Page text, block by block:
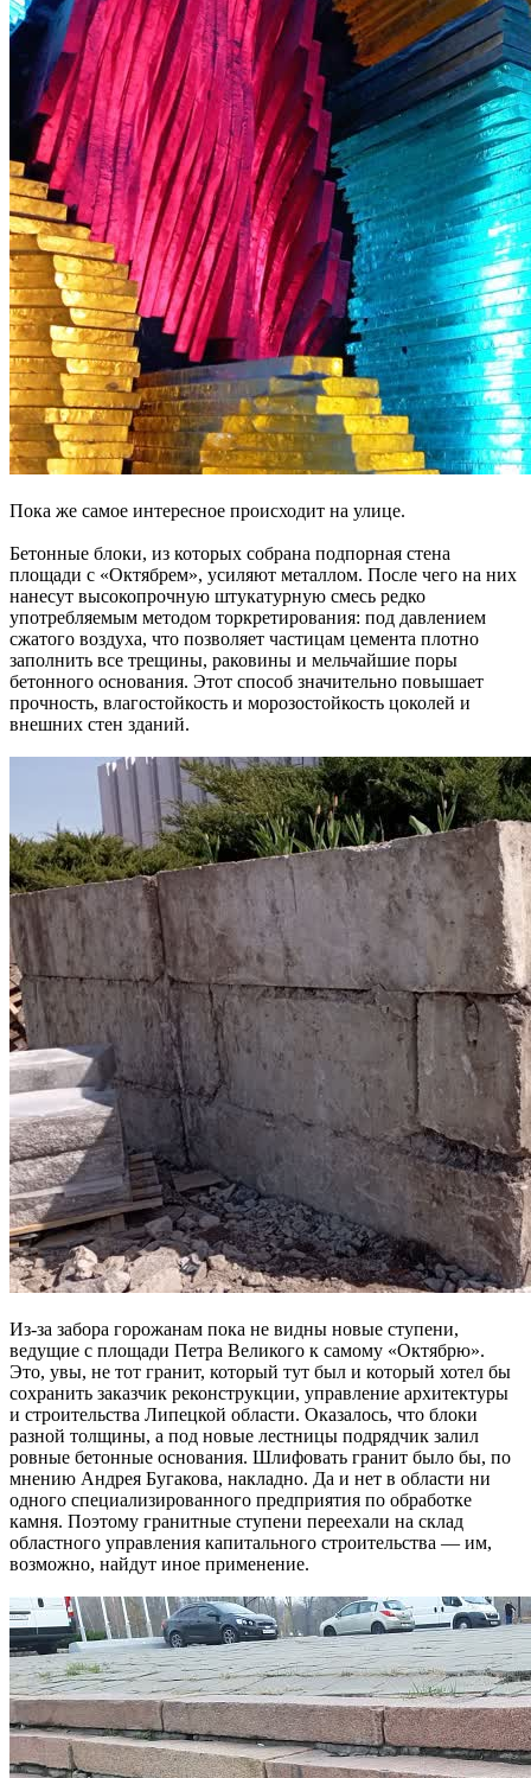
Пока же самое интересное происходит на улице.
Бетонные блоки, из которых собрана подпорная стена
площади с «Октябрем», усиляют металлом. После чего на них
нанесут высокопрочную штукатурную смесь редко
употребляемым методом торкретирования: под давлением
сжатого воздуха, что позволяет частицам цемента плотно
заполнить все трещины, раковины и мельчайшие поры
бетонного основания. Этот способ значительно повышает
прочность, влагостойкость и морозостойкость цоколей и
внешних стен зданий.
Из-за забора горожанам пока не видны новые ступени,
ведущие с площади Петра Великого к самому «Октябрю».
Это, увы, не тот гранит, который тут был и который хотел бы
сохранить заказчик реконструкции, управление архитектуры
и строительства Липецкой области. Оказалось, что блоки
разной толщины, а под новые лестницы подрядчик залил
ровные бетонные основания. Шлифовать гранит было бы, по
мнению Андрея Бугакова, накладно. Да и нет в области ни
одного специализированного предприятия по обработке
камня. Поэтому гранитные ступени переехали на склад
областного управления капитального строительства — им,
возможно, найдут иное применение.